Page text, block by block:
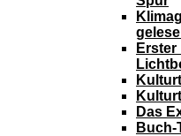
Erster
Das
Buch-